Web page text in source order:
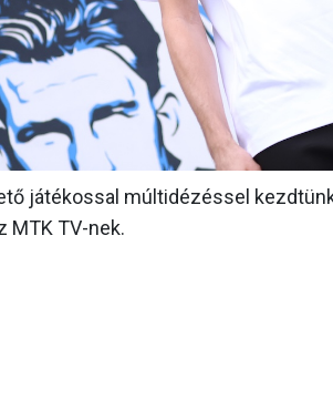
játékossal múltidézéssel
MTK TV-nek.